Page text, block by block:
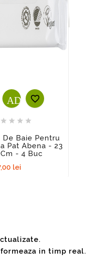

   
Baie Pentru
Pat Abena - 23
- 4 Buc
lei
in timp real.